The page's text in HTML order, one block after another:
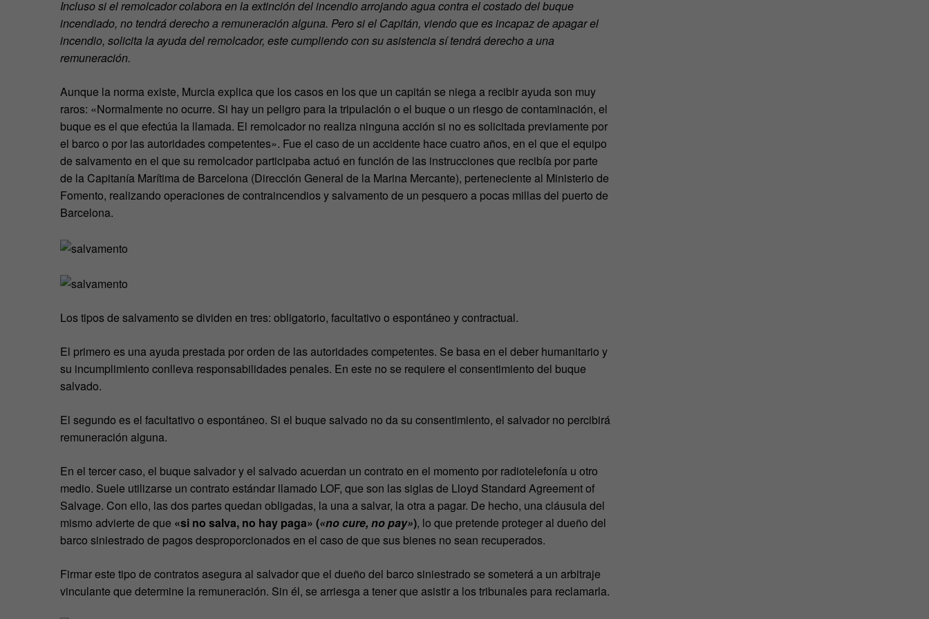
Incluso si el remolcador colabora en la extinción del incendio arrojando agua contra el costado del buque
incendiado, no tendrá derecho a remuneración alguna. Pero si el Capitán, viendo que es incapaz de apagar el
incendio, solicita la ayuda del remolcador, este cumpliendo con su asistencia sí tendrá derecho a una
remuneración.
Aunque la norma existe, Murcia explica que los casos en los que un capitán se niega a recibir ayuda son muy
raros: «Normalmente no ocurre. Si hay un peligro para la tripulación o el buque o un riesgo de contaminación, el
buque es el que efectúa la llamada. El remolcador no realiza ninguna acción si no es solicitada previamente por
el barco o por las autoridades competentes». Fue el caso de un accidente hace cuatro años, en el que el equipo
de salvamento en el que su remolcador participaba actuó en función de las instrucciones que recibía por parte
de la Capitanía Marítima de Barcelona (Dirección General de la Marina Mercante), perteneciente al Ministerio de
Fomento, realizando operaciones de contraincendios y salvamento de un pesquero a pocas millas del puerto de
Barcelona.
Los tipos de salvamento se dividen en tres: obligatorio, facultativo o espontáneo y contractual.
El primero es una ayuda prestada por orden de las autoridades competentes. Se basa en el deber humanitario y
su incumplimiento conlleva responsabilidades penales. En este no se requiere el consentimiento del buque
salvado.
El segundo es el facultativo o espontáneo. Si el buque salvado no da su consentimiento, el salvador no percibirá
remuneración alguna.
En el tercer caso, el buque salvador y el salvado acuerdan un contrato en el momento por radiotelefonía u otro
medio. Suele utilizarse un contrato estándar llamado LOF, que son las siglas de Lloyd Standard Agreement of
Salvage. Con ello, las dos partes quedan obligadas, la una a salvar, la otra a pagar. De hecho, una cláusula del
mismo advierte de que «si no salva, no hay paga» («no cure, no pay»), lo que pretende proteger al dueño del
barco siniestrado de pagos desproporcionados en el caso de que sus bienes no sean recuperados.
Firmar este tipo de contratos asegura al salvador que el dueño del barco siniestrado se someterá a un arbitraje
vinculante que determine la remuneración. Sin él, se arriesga a tener que asistir a los tribunales para reclamarla.